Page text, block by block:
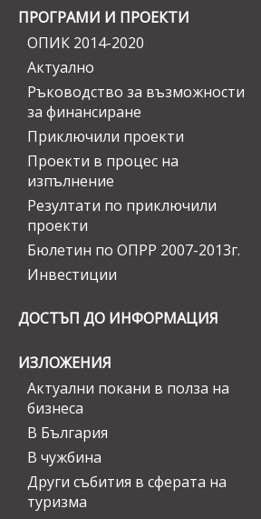
ПРОГРАМИ И ПРОЕКТИ
ОПИК 2014-2020
Актуално
Ръководство за възможности
за финансиране
Приключили проекти
Проекти в процес на
изпълнение
Резултати по приключили
проекти
Бюлетин по ОПРР 2007-2013г.
Инвестиции
ДОСТЪП ДО ИНФОРМАЦИЯ
ИЗЛОЖЕНИЯ
Актуални покани в полза на
бизнеса
В България
В чужбина
Други събития в сферата на
туризма